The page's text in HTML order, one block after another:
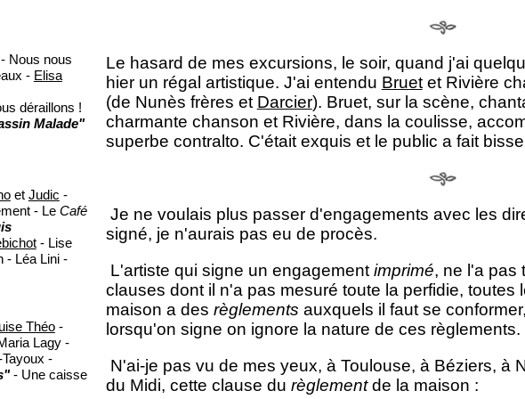
Nous nous
- Elisa
déraillons !
Malade"
et Judic -
- Le Café
- Lise
- Léa Lini -
Théo-
Lagy -
-
- Une caisse
Le hasard de mes excursions, le soir, quand j'ai
hier un régal artistique. J'ai entendu Bruetet Rivière
(de Nunès frères et Darcier). Bruet, sur la scène,
charmante chanson et Rivière, dans la coulisse,
superbe contralto. C'était exquis et le public a fait
Je ne voulais plus passer d'engagements avec les
signé, je n'aurais pas eu de procès.
L'artiste qui signe un engagement imprimé, ne l'a pas
clauses dont il n'a pas mesuré toute la perfidie, toutes
maison a des règlements auxquels il faut se
lorsqu'on signe on ignore la nature de ces règlements.
N'ai-je pas vu de mes yeux, à Toulouse, à Béziers, à
du Midi, cette clause du règlementde la maison :